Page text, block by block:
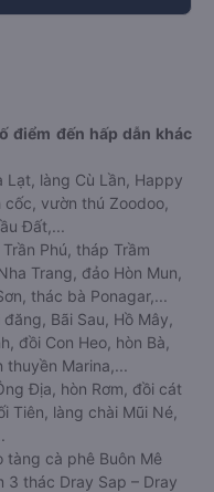
điểm đến hấp dẫn khác
Lạt, làng Cù Lần, Happy
cốc, vườn thú Zoodoo,
Đất,...
Phú, tháp Trầm
Trang, đảo Hòn Mun,
thác bà Ponagar,...
Bãi Sau, Hồ Mây,
đồi Con Heo, hòn Bà,
thuyền Marina,...
Địa, hòn Rơm, đồi cát
Tiên, làng chài Mũi Né,
tàng cà phê Buôn Mê
3 thác Dray Sap – Dray